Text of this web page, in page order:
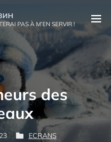
PAS À M’EN SERVIR !
le
des
P
P
ECRANS